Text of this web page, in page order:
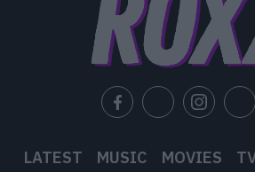
LATEST MUSIC MOVIES